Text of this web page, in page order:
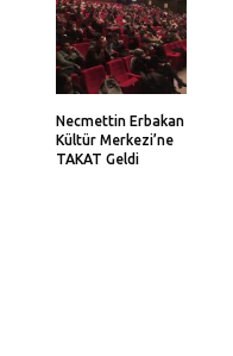
Necmettin Erbakan
Kültür Merkezi’ne
TAKAT Geldi